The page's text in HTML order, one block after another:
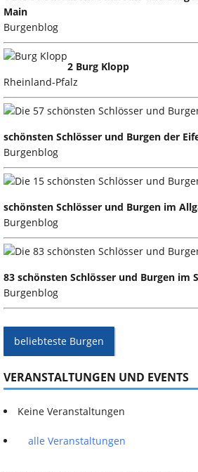
Main
Burgenblog
2 Burg Klopp
Rheinland-Pfalz
schönsten Schlösser und Burgen der
Burgenblog
schönsten Schlösser und Burgen im
Burgenblog
83 schönsten Schlösser und Burgen im
Burgenblog
beliebteste Burgen
VERANSTALTUNGEN UND EVENTS
Keine Veranstaltungen
alle Veranstaltungen